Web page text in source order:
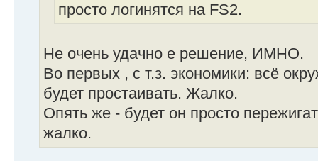
просто логинятся на FS2.
Не очень удачно е решение, ИМНО.
Во первых , с т.з. экономики: всё
будет простаивать. Жалко.
Опять же - будет он просто
жалко.